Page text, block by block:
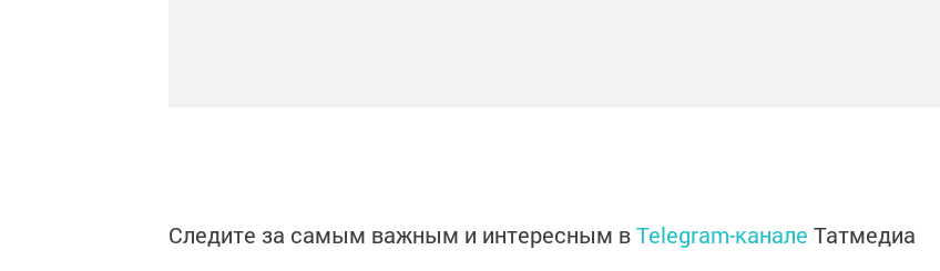
Следите за самым важным и интересным вTelegram-канале Татмедиа